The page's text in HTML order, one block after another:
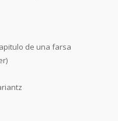
de una farsa